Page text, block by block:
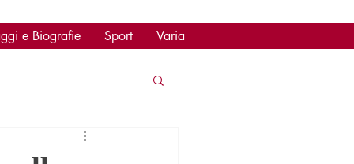
e Biografie Sport Varia